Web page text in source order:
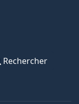
Rechercher